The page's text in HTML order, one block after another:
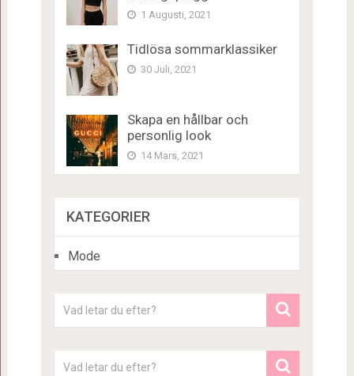
1 Augusti, 2021
Tidlösa sommarklassiker
30 Juli, 2021
Skapa en hållbar och
personlig look
14 Mars, 2021
KATEGORIER
Mode